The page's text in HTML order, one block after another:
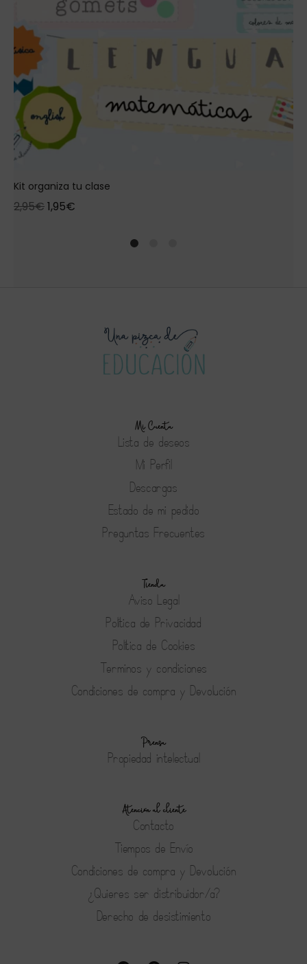
Kit organiza tu clase
2,95€1,95€
Mi Cuenta
Lista de deseos
Mi Perfil
Descargas
Estado de mi pedido
Preguntas Frecuentes
Tienda
Aviso Legal
Política de Privacidad
Política de Cookies
Terminos y condiciones
Condiciones de compra y Devolución
Prensa
Propiedad intelectual
Atención al cliente
Contacto
Tiempos de Envío
Condiciones de compra y Devolución
¿Quieres ser distribuidor/a?
Derecho de desistimiento